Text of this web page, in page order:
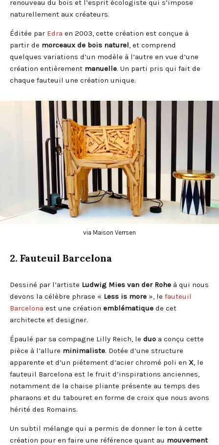
renouveau du bois et l’esprit écologiste qui s’impose
naturellement aux créateurs.
Éditée par Edra en 2003, cette création est conçue à
partir de morceaux de bois naturel, et comprend
quelques variations d’un modèle à l’autre en vue d’une
création entièrement manuelle. Un parti pris qui fait de
chaque fauteuil une création unique.
via Maison Verrsen
2. Fauteuil Barcelona
Dessiné par l’artiste Ludwig Mies van der Rohe à qui nous
devons la célèbre phrase « Less is more », le fauteuil
Barcelona est une création emblématique de cet
architecte et designer.
Épaulé par sa compagne Lilly Reich, le duo a conçu cette
pièce à l’allure minimaliste. Dotée d’une structure
apparente et d’un piétement d’acier chromé poli en X, le
fauteuil Barcelona est le fruit d’inspirations anciennes,
notamment de la chaise pliante présente au temps des
pharaons et du tabouret en forme de croix que nous avons
hérité des Romains.
Un subtil mélange qui a permis de donner le ton à cette
création pour en faire une référence quant au mouvement